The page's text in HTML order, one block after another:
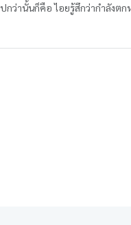
กว่านั้นก็คือ ไอยรู้สึกว่ากำลังตก